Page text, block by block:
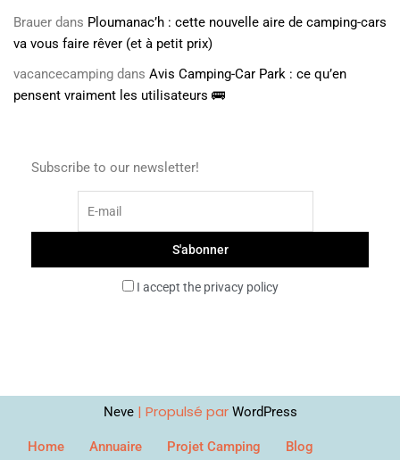
Brauer dans Ploumanac’h : cette nouvelle aire de camping-cars
va vous faire rêver (et à petit prix)
vacancecamping dans Avis Camping-Car Park : ce qu’en
pensent vraiment les utilisateurs 🚌
Subscribe to our newsletter!
I accept the privacy policy
Neve| Propulsé par WordPress
Home Annuaire Projet Camping Blog